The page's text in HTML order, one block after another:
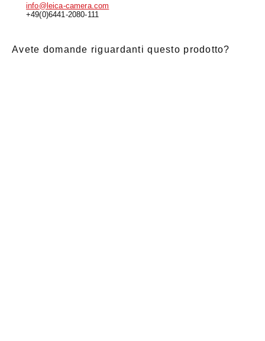
info@leica-camera.com
+49(0)6441-2080-111
Avete domande riguardanti questo prodotto?